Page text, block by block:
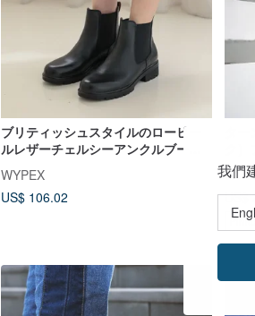
ブリティッシュスタイルのローヒー
ルレザーチェルシーアンクルブー
WYPEX
US$ 106.02
タ
WL
US$
我們